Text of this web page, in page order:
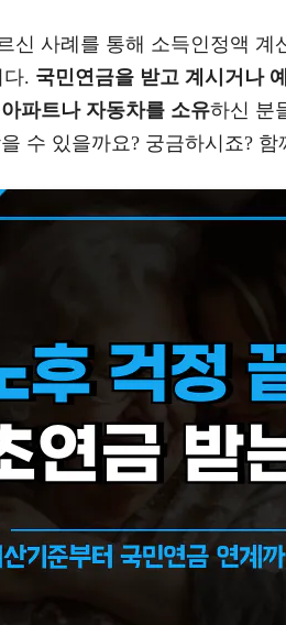
신 사례를 통해 소득인정액 계
. 국민연금을 받고 계시거나
파트나 자동차를 소유하신 분
수 있을까요? 궁금하시죠? 함